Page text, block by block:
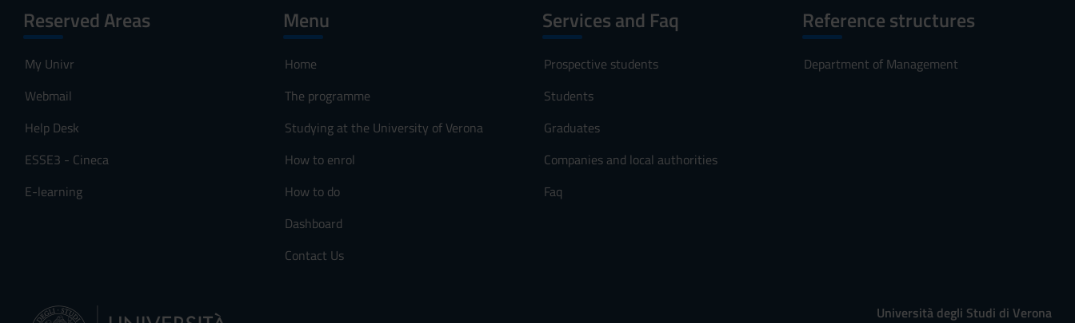
Reserved Areas
My Univr
Webmail
Help Desk
ESSE3 - Cineca
E-learning
Menu
Home
The programme
Studying at the University of Verona
How to enrol
How to do
Dashboard
Contact Us
Services and Faq
Prospective students
Students
Graduates
Companies and local authorities
Faq
Reference structures
Department of Management
Università degli Studi di Verona